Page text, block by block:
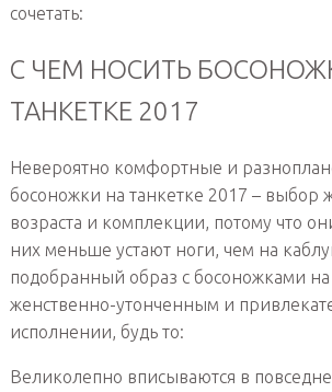
сочетать:
С ЧЕМ НОСИТЬ
ТАНКЕТКЕ 2017
Невероятно комфортные и
босоножки на танкетке 2017 –
возраста и комплекции, потому что
них меньше устают ноги, чем на
подобранный образ с босоножками на
женственно-утонченным и
исполнении, будь то:
Великолепно вписываются в